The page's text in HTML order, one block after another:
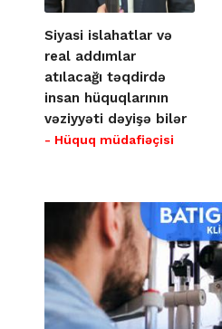
Siyasi islahatlar və
real addımlar
atılacağı təqdirdə
insan hüquqlarının
vəziyyəti dəyişə bilər
- Hüquq müdafiəçisi